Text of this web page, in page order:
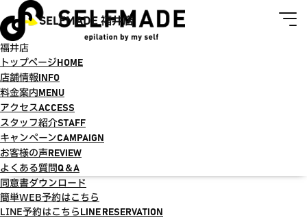
SELFMADE 福井店
福井店
トップページ HOME
店舗情報 INFO
料金案内 MENU
アクセスACCESS
スタッフ紹介STAFF
キャンペーンCAMPAIGN
お客様の声 REVIEW
よくある質問Q＆A
同意書ダウンロード
簡単WEB予約はこちら
LINE予約はこちら LINE RESERVATION